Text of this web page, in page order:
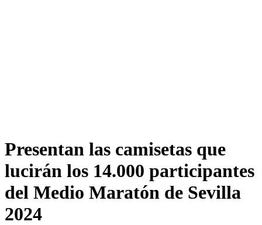
Presentan las camisetas que
lucirán los 14.000 participantes
del Medio Maratón de Sevilla
2024